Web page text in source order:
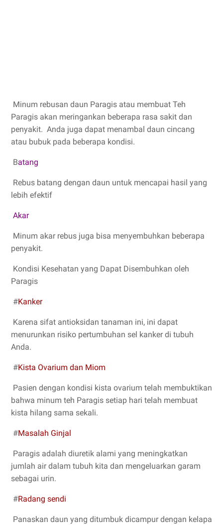
Minum rebusan daun Paragis atau membuat Teh
Paragis akan meringankan beberapa rasa sakit dan
penyakit. Anda juga dapat menambal daun cincang
atau bubuk pada beberapa kondisi.
Batang
Rebus batang dengan daun untuk mencapai hasil yang
lebih efektif
Akar
Minum akar rebus juga bisa menyembuhkan beberapa
penyakit.
Kondisi Kesehatan yang Dapat Disembuhkan oleh
Paragis
#Kanker
Karena sifat antioksidan tanaman ini, ini dapat
menurunkan risiko pertumbuhan sel kanker di tubuh
Anda.
#Kista Ovarium dan Miom
Pasien dengan kondisi kista ovarium telah membuktikan
bahwa minum teh Paragis setiap hari telah membuat
kista hilang sama sekali.
#Masalah Ginjal
Paragis adalah diuretik alami yang meningkatkan
jumlah air dalam tubuh kita dan mengeluarkan garam
sebagai urin.
#Radang sendi
Panaskan daun yang ditumbuk dicampur dengan kelapa